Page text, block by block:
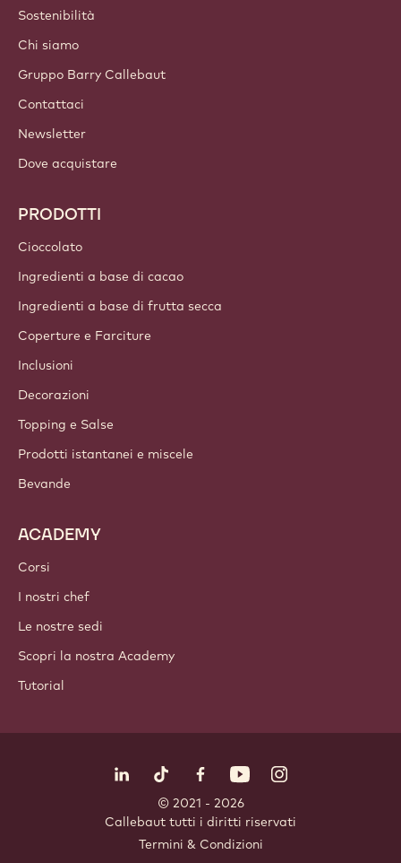
Sostenibilità
Chi siamo
Gruppo Barry Callebaut
Contattaci
Newsletter
Dove acquistare
PRODOTTI
Cioccolato
Ingredienti a base di cacao
Ingredienti a base di frutta secca
Coperture e Farciture
Inclusioni
Decorazioni
Topping e Salse
Prodotti istantanei e miscele
Bevande
ACADEMY
Corsi
I nostri chef
Le nostre sedi
Scopri la nostra Academy
Tutorial
LinkedIn Opens in a new window.
TikTok Opens in a new window.
Facebook Opens in a new
YouTubeInstagram
© 2021 - 2026
Callebaut tutti i diritti riservati
Termini & Condizioni